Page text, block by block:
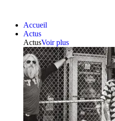
Accueil
Actus
ActusVoir plus